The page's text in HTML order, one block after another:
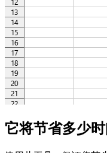
它将节省多少时